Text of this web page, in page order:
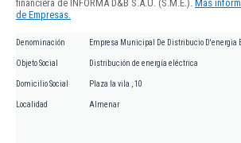
financiera de INFORMA D&B S.A.U. (S.M.E.). Más
de Empresas.
Denominación Empresa Municipal De Distribucio D'energia
Objeto Social Distribución de energía eléctrica
Domicilio Social Plaza la vila , 10
Localidad Almenar